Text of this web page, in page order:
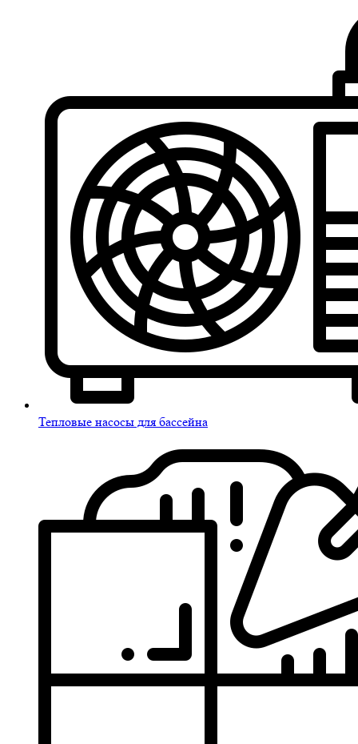
Тепловые насосы для бассейна